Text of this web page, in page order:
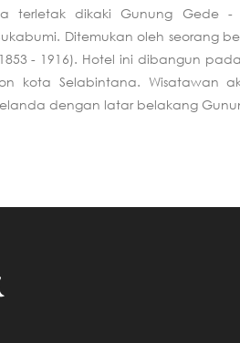
terletak dikaki Gunung Gede -
Ditemukan oleh seorang
- 1916). Hotel ini dibangun
kota Selabintana. Wisatawan
dengan latar belakang